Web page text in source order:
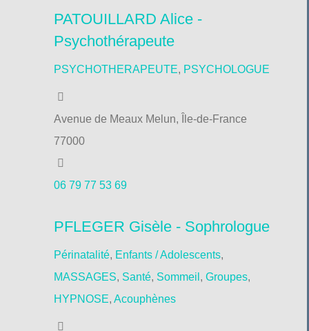
PATOUILLARD Alice -
Psychothérapeute
PSYCHOTHERAPEUTE, PSYCHOLOGUE
Avenue de Meaux Melun, Île-de-France
77000
06 79 77 53 69
PFLEGER Gisèle - Sophrologue
Périnatalité, Enfants / Adolescents,
MASSAGES, Santé, Sommeil, Groupes,
HYPNOSE, Acouphènes